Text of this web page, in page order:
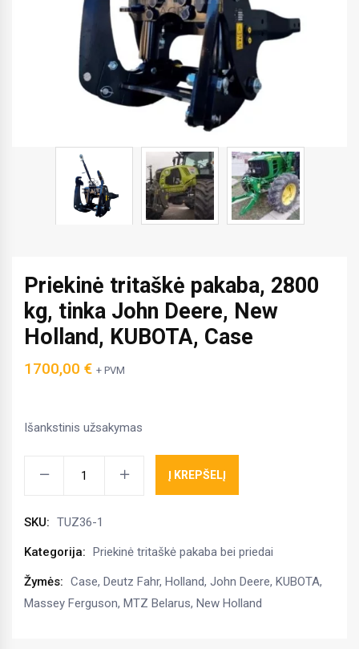
Priekinė tritaškė pakaba, 2800
kg, tinka John Deere, New
Holland, KUBOTA, Case
1700,00 € + PVM
Išankstinis užsakymas
2800
kg,
tinka
John
Į KREPŠELĮ
SKU: TUZ36-1
Kategorija: Priekinė tritaškė pakaba bei priedai
Žymės: Case, Deutz Fahr, Holland, John Deere, KUBOTA,
Massey Ferguson, MTZ Belarus, New Holland